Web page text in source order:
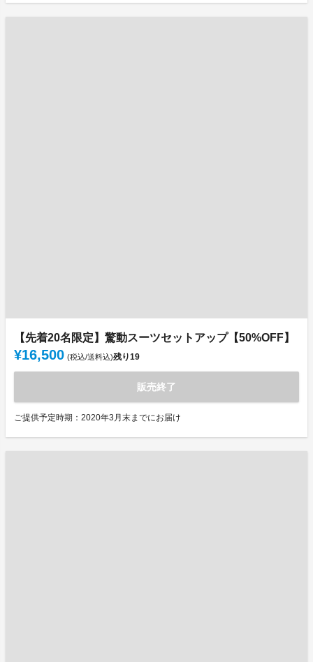
【先着20名限定】驚動スーツセットアップ【50%OFF】
¥16,500 (税込/送料込)残り19
販売終了
ご提供予定時期：2020年3月末までにお届け